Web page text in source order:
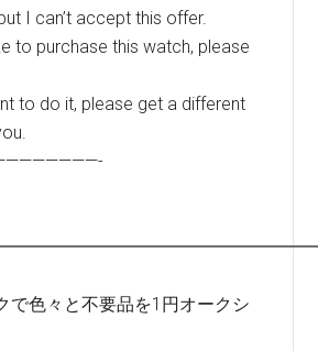
I can’t accept this offer.
to purchase this watch, please
to do it, please get a different
で色々と不要品を1円オークシ